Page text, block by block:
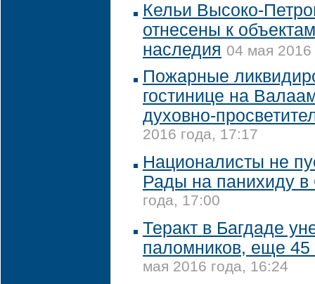
Кельи Высоко-
отнесены к
наследия 04 мая 2016
Пожарные
гостинице на
духовно-
2016 года, 17:17
Националисты не
Рады на панихиду
года, 17:00
Теракт в Багдаде
паломников, еще 45
мая 2016 года, 16:24